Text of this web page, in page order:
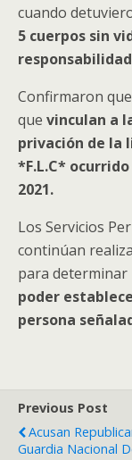
cuando
5 cuerpos sin
Confirmaron
que vinculan a
privación de la
*F.L.C*
2021.
Los Servicios
continúan
para determinar
poder
persona
Previous Post
Acusan
Guardia Nacional